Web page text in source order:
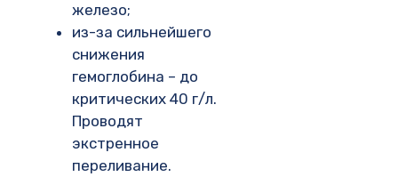
железо;
из-за сильнейшего
снижения
гемоглобина – до
критических 40 г/л.
Проводят
экстренное
переливание.